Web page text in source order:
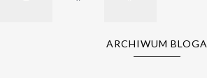
ARCHIWUM BLOGA